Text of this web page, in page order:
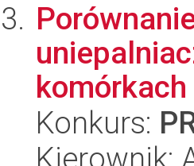
Konkurs:
Kierownik: